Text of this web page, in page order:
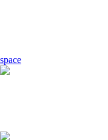
space